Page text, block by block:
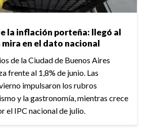
la inflación porteña: llegó al
mira en el dato nacional
de la Ciudad de Buenos Aires
frente al 1,8% de junio. Las
impulsaron los rubros
y la gastronomía, mientras crece
el IPC nacional de julio.